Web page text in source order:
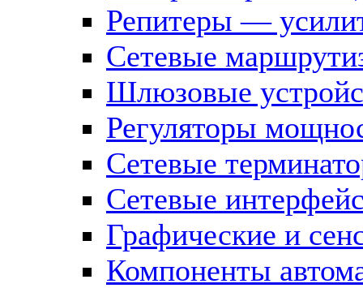
Репитеры —
Сетевые
Шлюзовые
Регуляторы
Сетевые
Сетевые
Графические и
Компоненты